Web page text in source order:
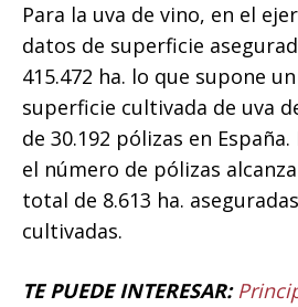
Para la uva de vino, en el
datos de superficie
415.472 ha. lo que supone
superficie cultivada de uva
de 30.192 pólizas en
el número de pólizas
total de 8.613 ha.
cultivadas.
TE PUEDE INTERESAR: